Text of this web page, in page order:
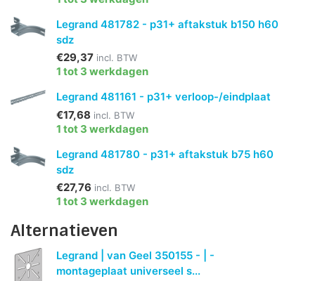
Legrand 481782 - p31+ aftakstuk b150 h60
sdz
€29,37 incl. BTW
1 tot 3 werkdagen
Legrand 481161 - p31+ verloop-/eindplaat
€17,68 incl. BTW
1 tot 3 werkdagen
Legrand 481780 - p31+ aftakstuk b75 h60
sdz
€27,76 incl. BTW
1 tot 3 werkdagen
Alternatieven
Legrand | van Geel 350155 - | -
montageplaat universeel s...